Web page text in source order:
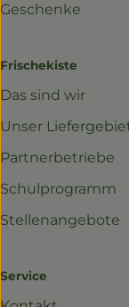
Geschenke
Frischekiste
Das sind wir
Unser
Partnerbetriebe
Schulprogramm
Stellenangebote
Service